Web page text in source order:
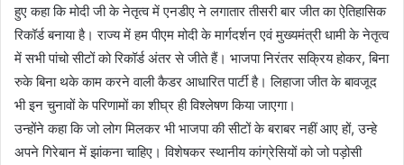
हुए कहा कि मोदी जी के नेतृत्व में एनडीए ने लगातार तीसरी बार जीत का ऐतिहासिक
रिकॉर्ड बनाया है। राज्य में हम पीएम मोदी के मार्गदर्शन एवं मुख्यमंत्री धामी के नेतृत्व
में सभी पांचो सीटों को रिकॉर्ड अंतर से जीते हैं। भाजपा निरंतर सक्रिय होकर, बिना
रुके बिना थके काम करने वाली कैडर आधारित पार्टी है। लिहाजा जीत के बावजूद
भी इन चुनावों के परिणामों का शीघ्र ही विश्लेषण किया जाएगा।
उन्होंने कहा कि जो लोग मिलकर भी भाजपा की सीटों के बराबर नहीं आए हों, उन्हे
अपने गिरेबान में झांकना चाहिए। विशेषकर स्थानीय कांग्रेसियों को जो पड़ोसी